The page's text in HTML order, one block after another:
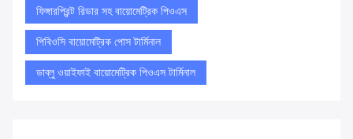
ফিঙ্গারপ্রিন্ট রিডার সহ বায়োমেট্রিক পিওএস
পিবিওসি বায়োমেট্রিক পোস টার্মিনাল
ডাব্লু ওয়াইফাই বায়োমেট্রিক পিওএস টার্মিনাল